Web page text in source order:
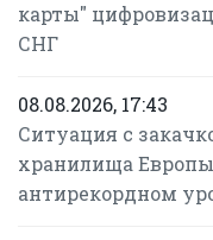
карты"
СНГ
08.08.2026, 17:43
Ситуация с
хранилища Европы
антирекордном